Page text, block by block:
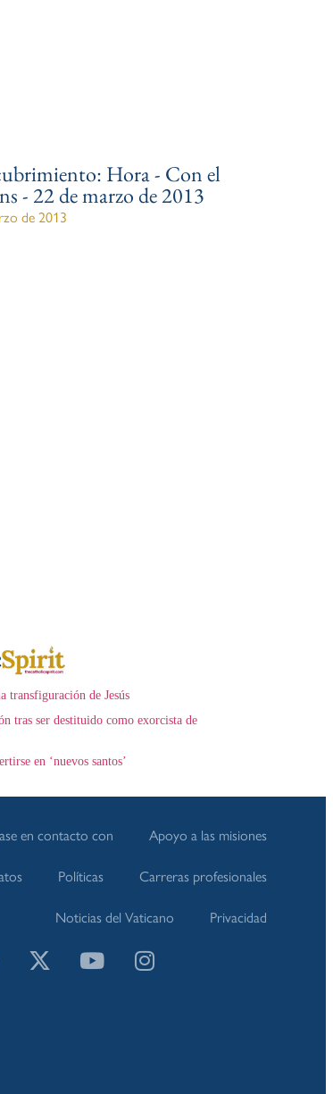
Hora - Con el
- 22 de marzo de 2013
de 2013
transfiguración de Jesús
tras ser destituido como exorcista de
en ‘nuevos santos’
en contacto con
Apoyo a las misiones
Políticas
Carreras profesionales
Noticias del Vaticano
Privacidad